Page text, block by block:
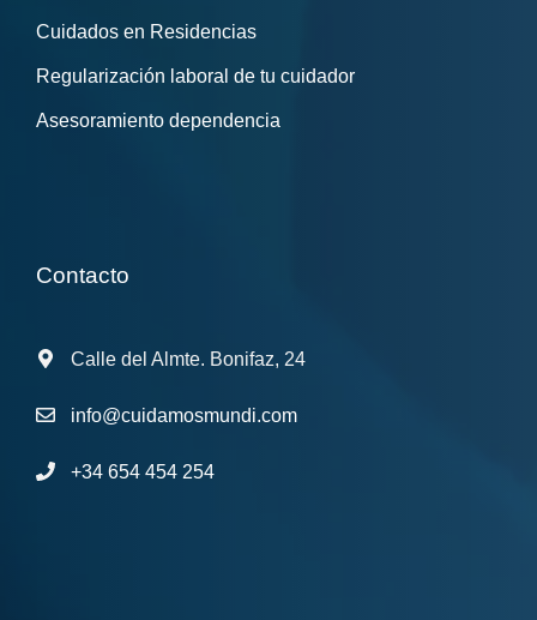
Cuidados en Residencias
Regularización laboral de tu cuidador
Asesoramiento dependencia
Contacto
Calle del Almte. Bonifaz, 24
info@cuidamosmundi.com
+34 654 454 254